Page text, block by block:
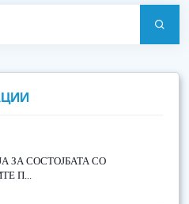
ЗА СОСТОЈБАТА СО
П...